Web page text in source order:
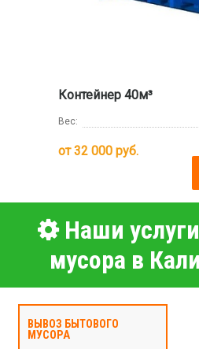
Контейнер 40м³
Вес:
от32 000 руб.
Наши
мусора в
ВЫВОЗ БЫТОВОГО
МУСОРА